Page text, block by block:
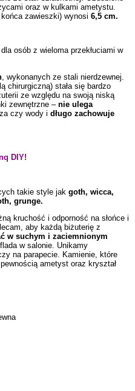
oraz w kulkami ametystu.
zawieszki) wynosi 6,5 cm.
osób z wieloma przekłuciami w
, wykonanych ze stali nierdzewnej.
chirurgiczną) stała się bardzo
ze względu na swoją niską
zewnętrzne – nie ulega
czy wody i długo zachowuje
DIY!
takie style jak goth, wicca,
grunge.
kruchość i odporność na słońce i
aby każdą biżuterię z
w suchym i zaciemnionym
w salonie. Unikamy
na parapecie. Kamienie, które
ametyst oraz kryształ